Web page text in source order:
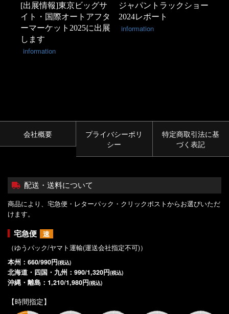
[出展情報]東京ビッグサ
イト・国際オートアフタ
ーマーケット2025に出展
します
information
ジャパントラックショー
2024レポート
information
会社概要
プライバシーポリ
シー
特定商取引法に基
づく表記
配送・送料について
商品により、宅急便・レターパック・クリックポストからお選びいただ
けます。
宅急便
速
（ゆうパック/ヤマト運輸(運送会社指定不可)）
本州：660/990円(税込)
北海道・四国・九州：990/1,320円(税込)
沖縄・離島：1,210/1,980円(税込)
【時間指定】